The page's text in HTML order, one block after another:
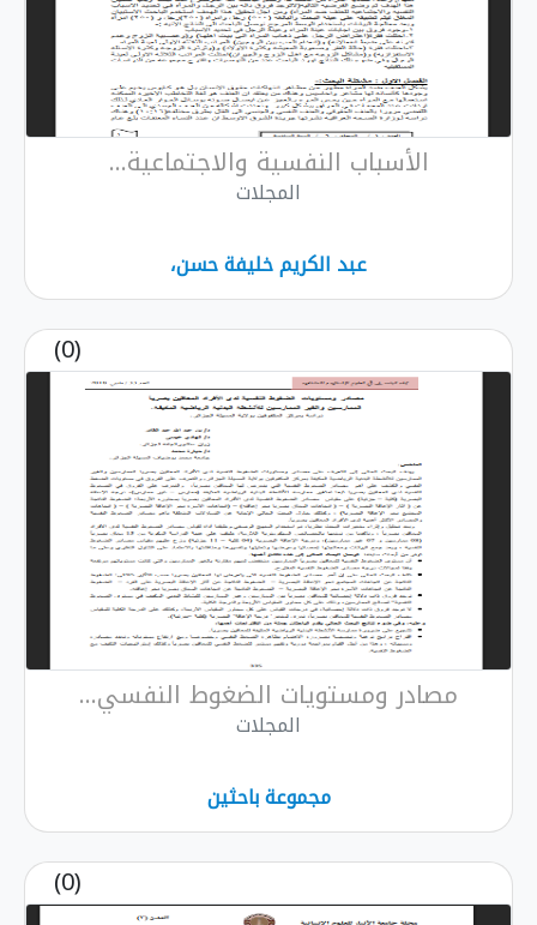
الأسباب النفسية والاجتماعية...
المجلات
عبد الكريم خليفة حسن،
(0)
مصادر ومستويات الضغوط النفسي...
المجلات
مجموعة باحثين
(0)